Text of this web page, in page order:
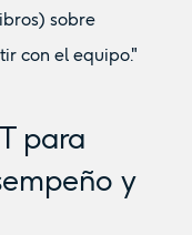
sobre
con el equipo."
para
y